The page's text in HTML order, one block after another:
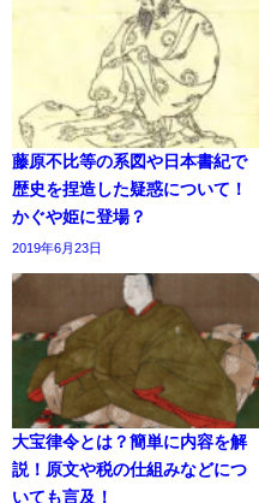
藤原不比等の系図や日本書紀で
歴史を捏造した疑惑について！
かぐや姫に登場？
2019年6月23日
大宝律令とは？簡単に内容を解
説！原文や税の仕組みなどにつ
いても言及！